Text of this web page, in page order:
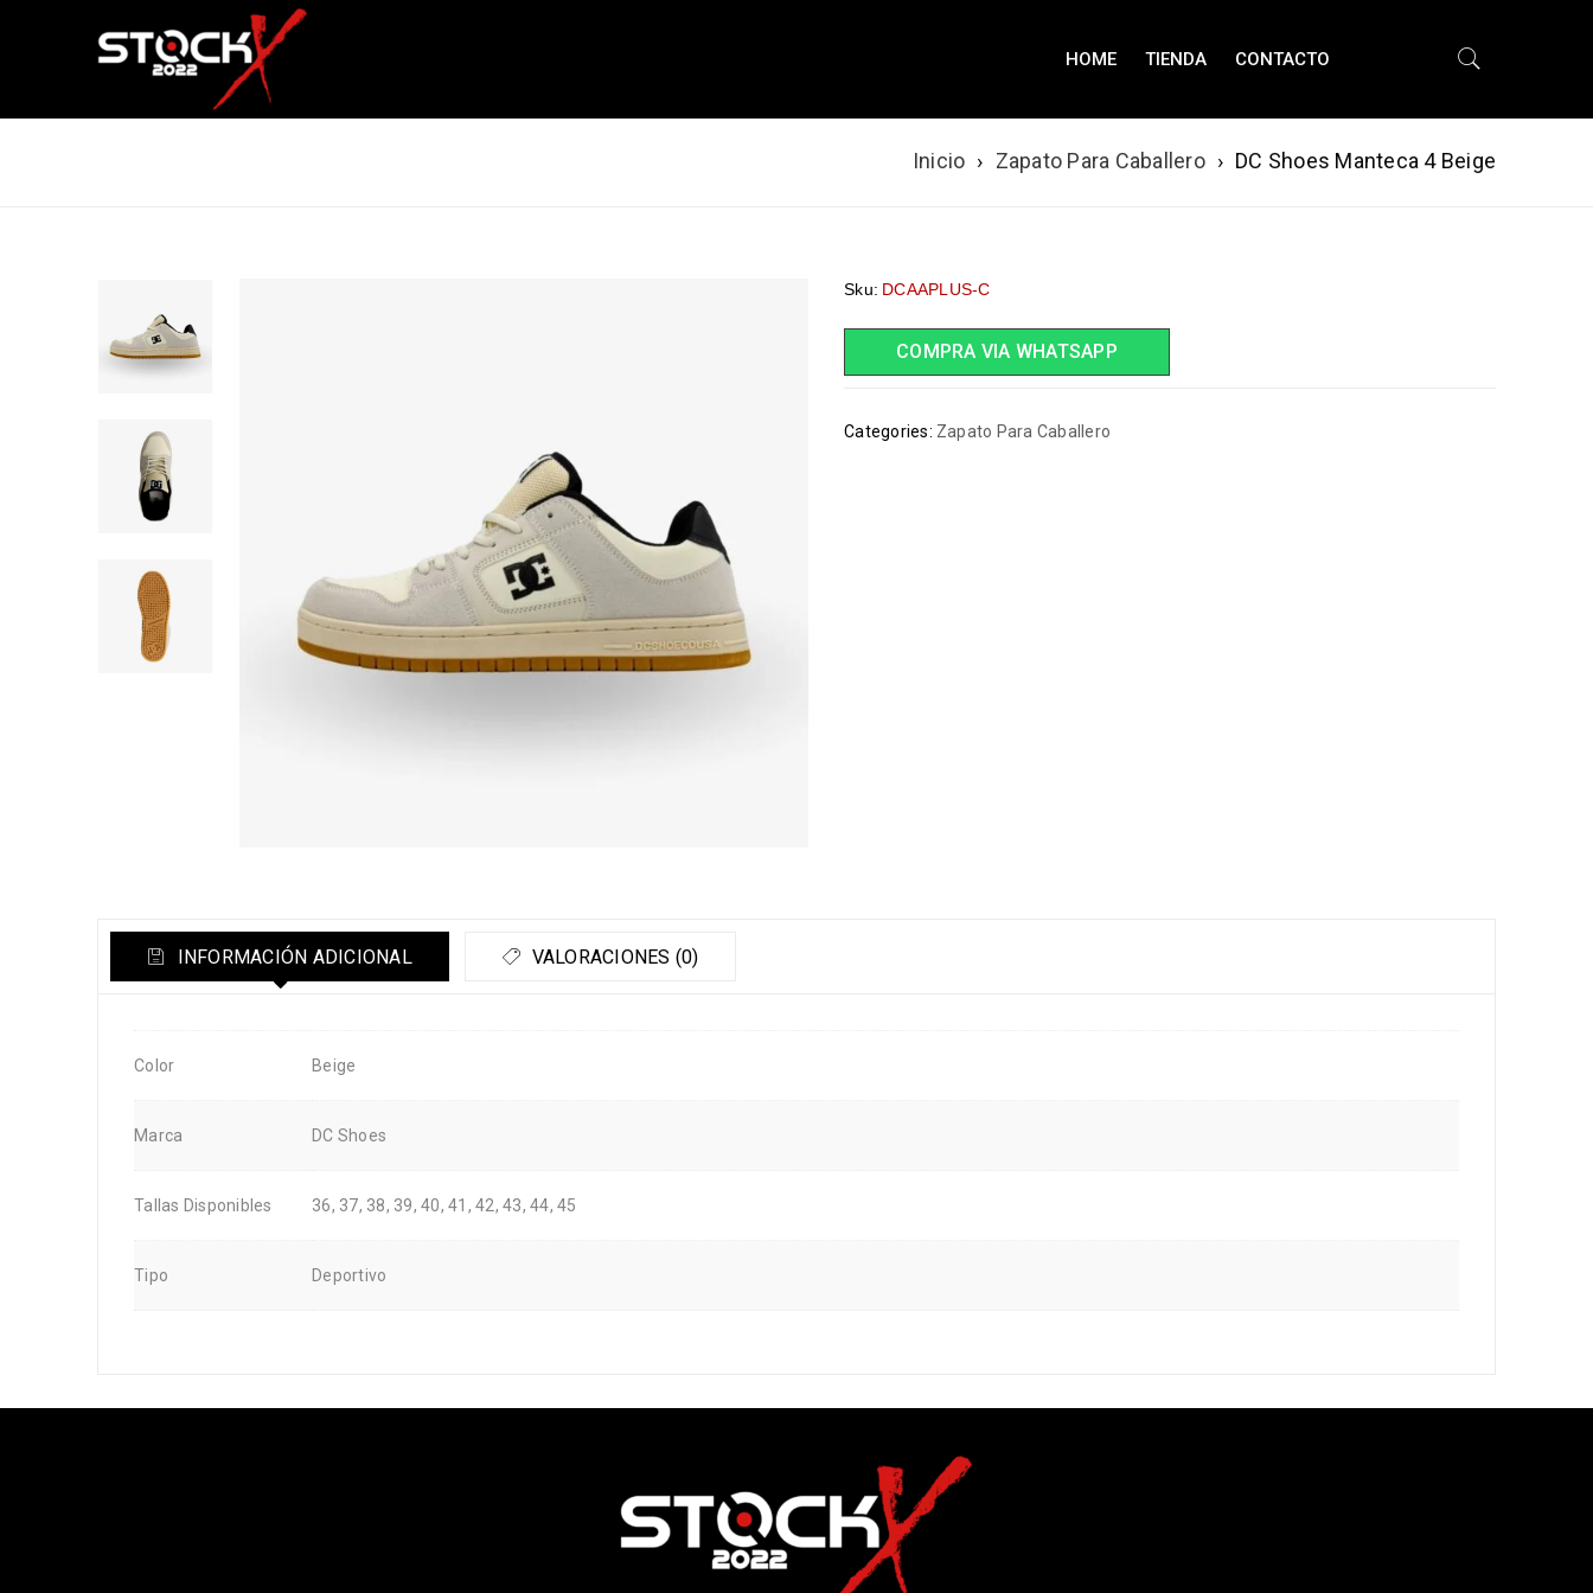
HOME TIENDA CONTACTO
Inicio › Zapato Para Caballero › DC Shoes Manteca 4 Beige
Sku: DCAAPLUS-C
COMPRA VIA WHATSAPP
Categories: Zapato Para Caballero
INFORMACIÓN ADICIONAL VALORACIONES (0)
Color Beige
Marca DC Shoes
Tallas Disponibles 36, 37, 38, 39, 40, 41, 42, 43, 44, 45
Tipo Deportivo